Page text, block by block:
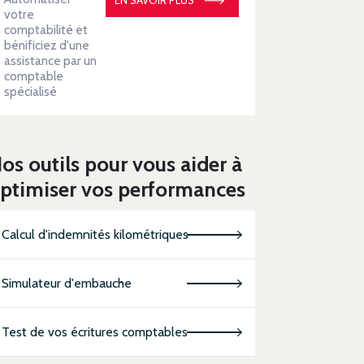
votre
comptabilité et
bénificiez d'une
assistance par un
comptable
spécialisé
outils pour vous aider à
vos performances
Calcul d'indemnités kilométriques
Simulateur d'embauche
Test de vos écritures comptables